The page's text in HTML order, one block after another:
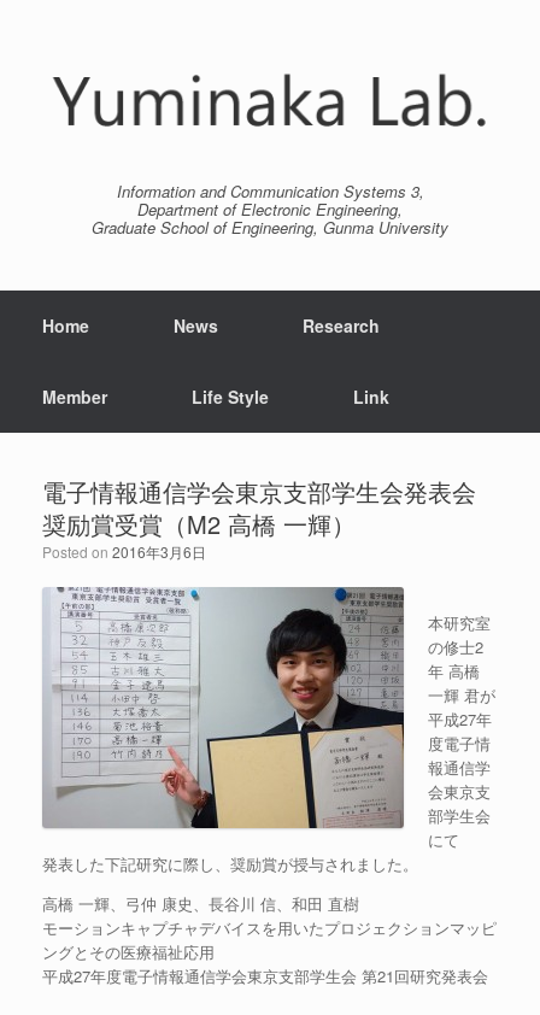
Information and Communication Systems 3,
Department of Electronic Engineering,
Graduate School of Engineering, Gunma University
Home News Research
Member Life Style Link
電子情報通信学会東京支部学生会発表会
奨励賞受賞（M2 高橋 一輝）
Posted on 2016年3月6日
本研究室
の修士2
年 高橋
一輝 君が
平成27年
度電子情
報通信学
会東京支
部学生会
にて
発表した下記研究に際し、奨励賞が授与されました。
高橋 一輝、弓仲 康史、長谷川 信、和田 直樹
モーションキャプチャデバイスを用いたプロジェクションマッピ
ングとその医療福祉応用
平成27年度電子情報通信学会東京支部学生会 第21回研究発表会